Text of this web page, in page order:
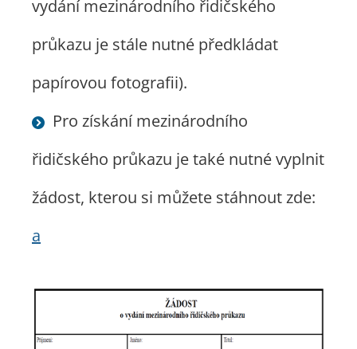
vydání mezinárodního řidičského
průkazu je stále nutné předkládat
papírovou fotografii).
Pro získání mezinárodního
řidičského průkazu je také nutné vyplnit
žádost, kterou si můžete stáhnout zde:
a​